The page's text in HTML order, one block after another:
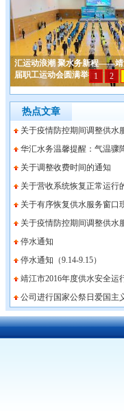
热点文章
关于疫情防控期间调整供水
华汇水务温馨提醒：气温骤
关于调整收费时间的通知
关于营收系统恢复正常运行
关于有序恢复供水服务窗口
关于疫情防控期间调整供水
停水通知
停水通知（9.14-9.15）
靖江市2016年度供水安全运
公司进行国家公祭日爱国主